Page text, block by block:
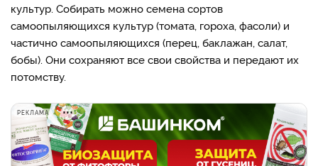
культур. Собирать можно семена сортов
самоопыляющихся культур (томата, гороха, фасоли) и
частично самоопыляющихся (перец, баклажан, салат,
бобы). Они сохраняют все свои свойства и передают их
потомству.
РЕКЛАМА